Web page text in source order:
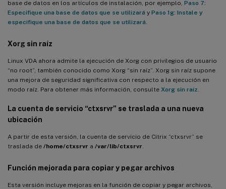
base de datos en los artículos de instalación, por ejemplo, Paso 7:
Especifique una base de datos que se utilizará y Paso 1g: Instale y
especifique una base de datos que se utilizará
Xorg sin raíz
Linux VDA ahora admite la ejecución de Xorg con privilegios de usuario
“no root”, también conocido como Xorg “sin raíz”. Xorg sin raíz supone
una mejora de seguridad significativa con respecto a la ejecución en
modo raíz. Para obtener más información, consulte Xorg sin raíz
La cuenta de servicio “ctxsrvr” se traslada a una nueva
ubicación
A partir de esta versión, la cuenta de servicio de Citrix “ctxsrvr” se
traslada de /home/ctxsrvr a /var/lib/ctxsrvr
Función mejorada para copiar y pegar archivos
Esta versión incluye mejoras en la función de copiar y pegar archivos,